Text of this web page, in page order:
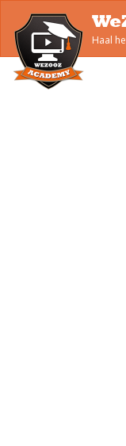
Haal